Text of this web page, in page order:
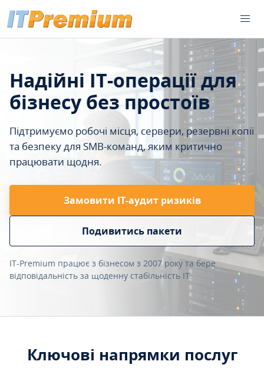
Надійні IT-операції для
бізнесу без простоїв
Підтримуємо робочі місця, сервери, резервні копії
та безпеку для SMB-команд, яким критично
працювати щодня.
Замовити ІТ-аудит ризиків
Подивитись пакети
IT-Premium працює з бізнесом з 2007 року та бере
відповідальність за щоденну стабільність IT.
Ключові напрямки послуг